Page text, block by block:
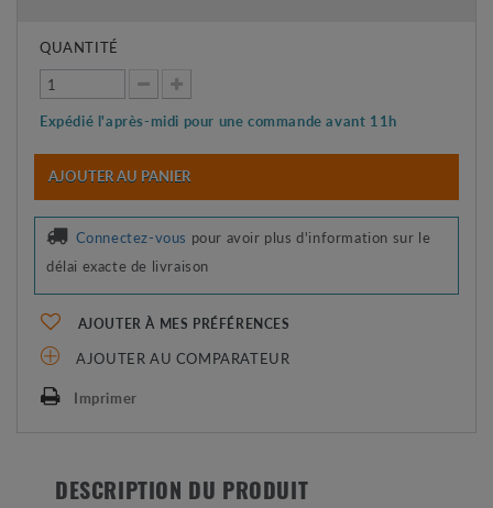
QUANTITÉ
Expédié l'après-midi pour une commande avant 11h
AJOUTER AU PANIER
Connectez-vous pour avoir plus d'information sur le
délai exacte de livraison
AJOUTER À MES PRÉFÉRENCES
AJOUTER AU COMPARATEUR
Imprimer
DESCRIPTION DU PRODUIT